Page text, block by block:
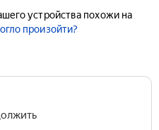
устройства похожи на
произойти?